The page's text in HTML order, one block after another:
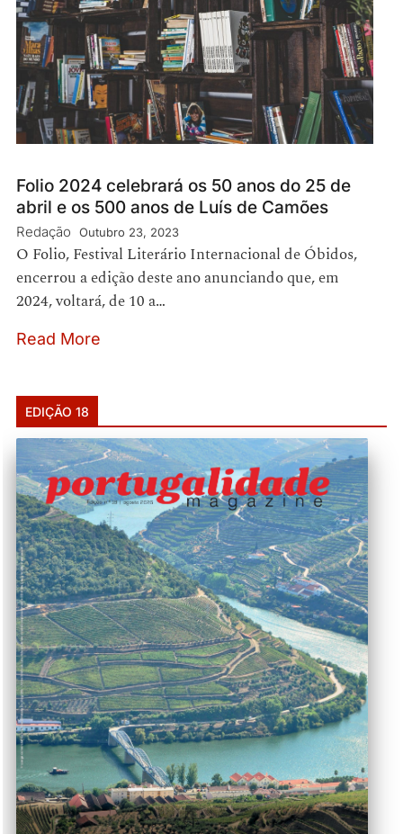
Folio 2024 celebrará os 50 anos do 25 de
abril e os 500 anos de Luís de Camões
Redação Outubro 23, 2023
O Folio, Festival Literário Internacional de Óbidos,
encerrou a edição deste ano anunciando que, em
2024, voltará, de 10 a…
Read More
EDIÇÃO 18